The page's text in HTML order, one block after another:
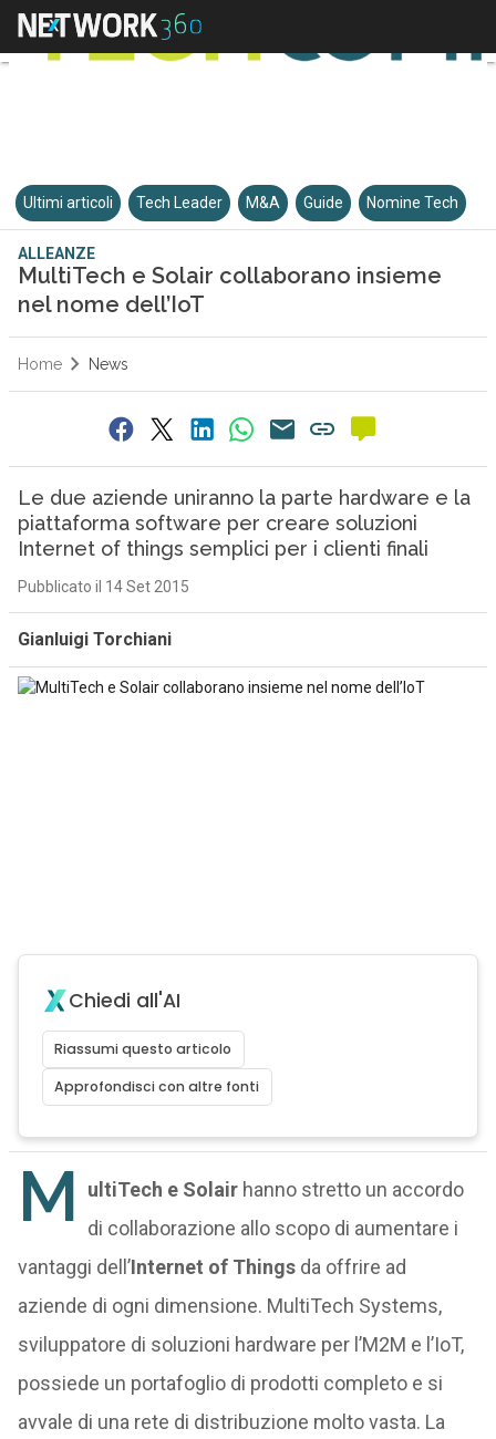
Ultimi articoli Tech Leader M&A Guide Nomine Tech
ALLEANZE
MultiTech e Solair collaborano insieme
nel nome dell’IoT
Home News
Le due aziende uniranno la parte hardware e la
piattaforma software per creare soluzioni
Internet of things semplici per i clienti finali
Pubblicato il 14 Set 2015
Gianluigi Torchiani
Chiedi all'AI
Riassumi questo articolo
Approfondisci con altre fonti
M ultiTech e Solair hanno stretto un accordo
di collaborazione allo scopo di aumentare i
vantaggi dell’Internet of Things da offrire ad
aziende di ogni dimensione. MultiTech Systems,
sviluppatore di soluzioni hardware per l’M2M e l’IoT,
possiede un portafoglio di prodotti completo e si
avvale di una rete di distribuzione molto vasta. La